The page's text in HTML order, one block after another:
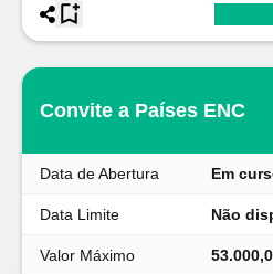
Convite a Países ENC
Data de Abertura Em
Data Limite Não
Valor Máximo